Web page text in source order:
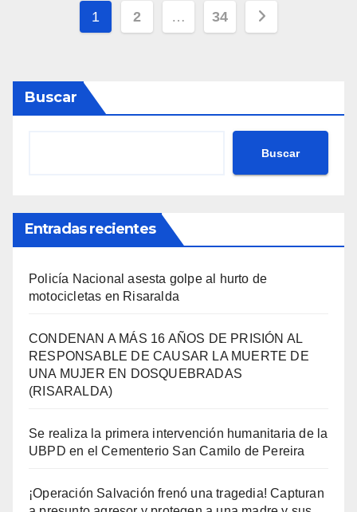
Paginación
entradas
1 2 … 34
Buscar
Buscar
Entradas recientes
Policía Nacional asesta golpe al hurto de
motocicletas en Risaralda
CONDENAN A MÁS 16 AÑOS DE PRISIÓN AL
RESPONSABLE DE CAUSAR LA MUERTE DE
UNA MUJER EN DOSQUEBRADAS
(RISARALDA)
Se realiza la primera intervención humanitaria de la
UBPD en el Cementerio San Camilo de Pereira
¡Operación Salvación frenó una tragedia! Capturan